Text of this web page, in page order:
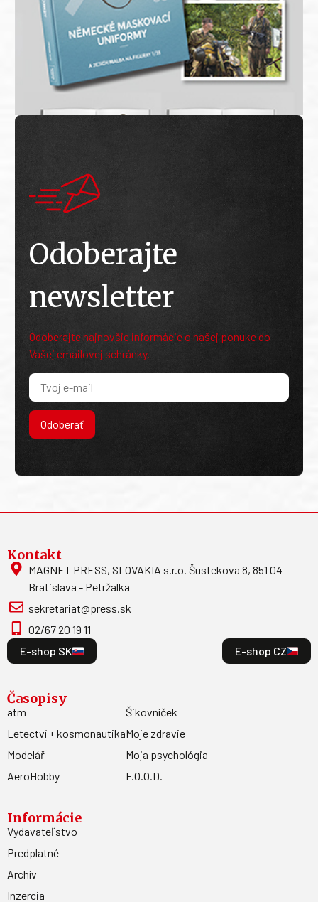
Odoberajte
newsletter
Odoberajte najnovšie informácie o našej ponuke do
Vašej emailovej schránky.
Odoberať
Kontakt
MAGNET PRESS, SLOVAKIA s.r.o. Šustekova 8, 851 04
Bratislava - Petržalka
sekretariat@press.sk
02/67 20 19 11
E-shop SK
E-shop CZ
Časopisy
atm
Letectví + kosmonautika
Modelář
AeroHobby
Šikovníček
Moje zdravie
Moja psychológia
F.O.O.D.
Informácie
Vydavateľstvo
Predplatné
Archív
Inzercia